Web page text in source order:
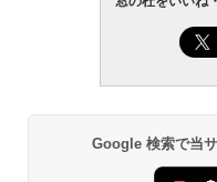
ない
続バ
￥
Google 検索で当